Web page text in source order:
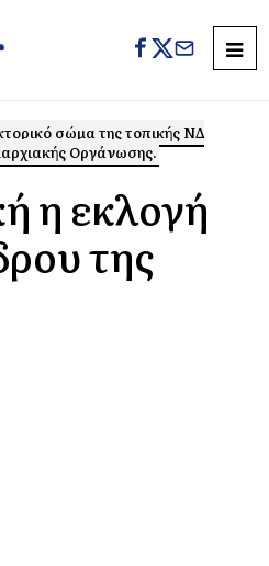
σώμα της τοπικής ΝΔ
Οργάνωσης.
η εκλογή
της